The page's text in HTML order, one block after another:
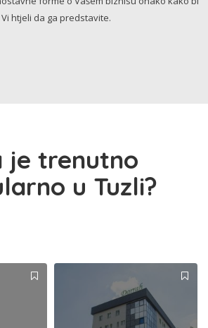
Vi htjeli da ga predstavite.
je trenutno
u Tuzli?